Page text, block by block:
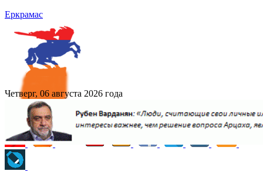
Еркрамас
Четверг, 06 августа 2026 года